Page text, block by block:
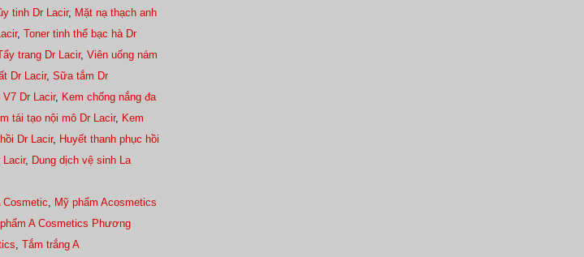
tinh Dr Lacir, Mặt nạ thạch anh
, Toner tinh thể bạc hà Dr
trang Dr Lacir, Viên uống nám
Dr Lacir, Sữa tắm Dr
Dr Lacir, Kem chống nắng đa
tái tạo nội mô Dr Lacir, Kem
Dr Lacir, Huyết thanh phục hồi
Lacir, Dung dịch vệ sinh La
Cosmetic, Mỹ phẩm Acosmetics
A Cosmetics Phương
, Tắm trắng A